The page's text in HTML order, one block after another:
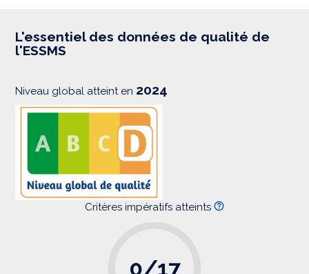
s
i
L'essentiel des données de qualité de
l'ESSMS
Niveau global atteint en 2024
Critères impératifs atteints
0/17